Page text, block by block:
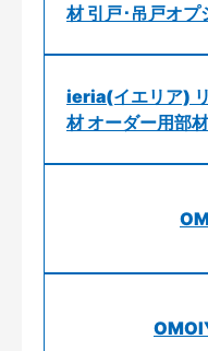
材 引戸･吊戸オプ
ieria(イエリア)
材 オーダー用部材